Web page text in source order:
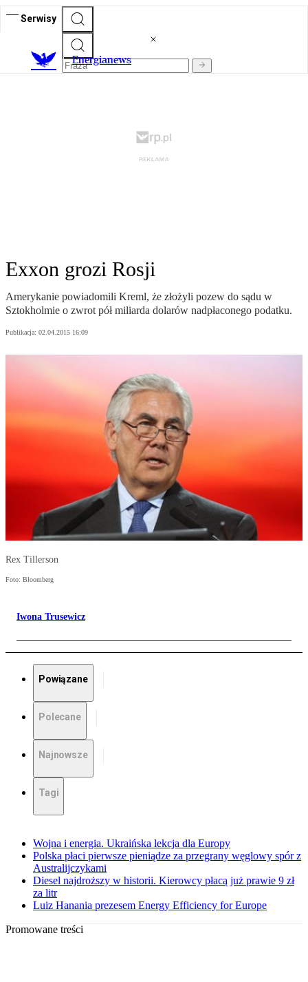
Serwisy
Energianews
Exxon grozi Rosji
Amerykanie powiadomili Kreml, że złożyli pozew do sądu w
Sztokholmie o zwrot pół miliarda dolarów nadpłaconego podatku.
Publikacja: 02.04.2015 16:09
Rex Tillerson
Foto: Bloomberg
Iwona Trusewicz
Powiązane
Polecane
Najnowsze
Tagi
Wojna i energia. Ukraińska lekcja dla Europy
Polska płaci pierwsze pieniądze za przegrany węglowy spór z
Australijczykami
Diesel najdroższy w historii. Kierowcy płacą już prawie 9 zł
za litr
Luiz Hanania prezesem Energy Efficiency for Europe
Promowane treści